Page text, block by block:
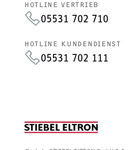
HOTLINE VERTRIEB
05531 702 710
HOTLINE KUNDENDIENST
05531 702 111